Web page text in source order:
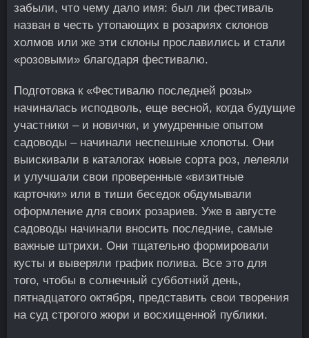
забыли, что чему дало имя: был ли фестиваль
назван в честь утопающих в розариях склонов
холмов или же эти склоны прославились и стали
«розовыми» благодаря фестивалю.
Подготовка к «Фестивалю последней розы»
начиналась исподволь, еще весной, когда будущие
участники – и новички, и умудренные опытом
садоводы – начинали неспешные хлопоты. Они
выискивали в каталогах новые сорта роз, лелеяли
и улучшали свои проверенные «визитные
карточки» или в тиши беседок обдумывали
оформление для своих розариев. Уже в августе
садоводы начинали вносить последние, самые
важные штрихи. Они тщательно формировали
кусты и выверяли график полива. Все это для
того, чтобы в солнечный субботний день,
пятнадцатого октября, представить свои творения
на суд строгого жюри и восхищенной публики.